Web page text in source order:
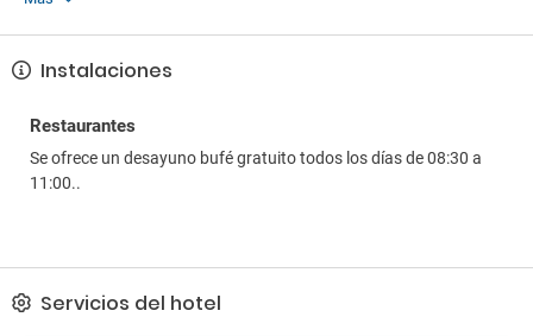
Instalaciones
Restaurantes
Se ofrece un desayuno bufé gratuito todos los días de 08:30 a
11:00..
Servicios del hotel